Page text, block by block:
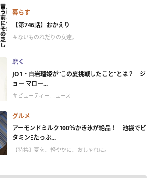
暮らす
【第746話】おかえり
＃ないものねだりの女達。
磨く
JO1・白岩瑠姫が“この夏挑戦したこと”とは？ ジ
ョー マロー...
＃ビューティーニュース
グルメ
アーモンドミルク100％かき氷が絶品！ 池袋でビ
タミンEたっぷ...
【特集】夏を、軽やかに、おしゃれに。